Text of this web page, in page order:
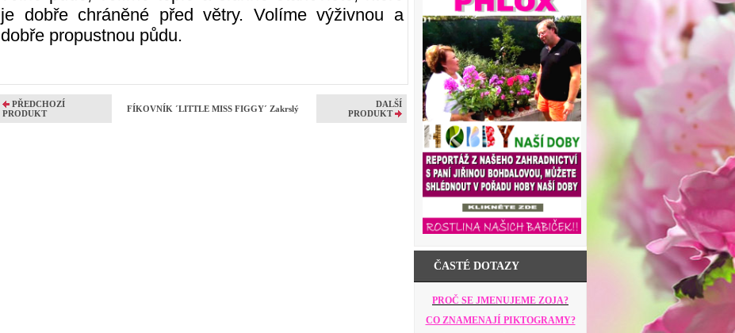
je dobře chráněné před větry. Volíme výživnou a
dobře propustnou půdu.
PŘEDCHOZÍ
PRODUKT
FÍKOVNÍK ´LITTLE MISS FIGGY´ Zakrslý
DALŠÍ
PRODUKT
ČASTÉ DOTAZY
PROČ SE JMENUJEME ZOJA?
CO ZNAMENAJÍ PIKTOGRAMY?